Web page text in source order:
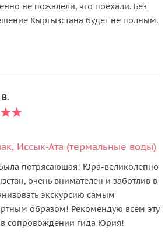
не пожалели, что поехали. Без
Кыргызстана будет не полным.
Иссык-Ата (термальные воды)
потрясающая! Юра-великолепно
очень внимателен и заботлив в
экскурсию самым
образом! Рекомендую всем эту
в сопровождении гида Юрия!